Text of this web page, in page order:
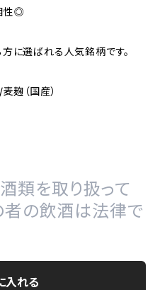
性◎
に選ばれる人気銘柄です。
麹（国産）
類を取り扱って
者の飲酒は法律で
入れる